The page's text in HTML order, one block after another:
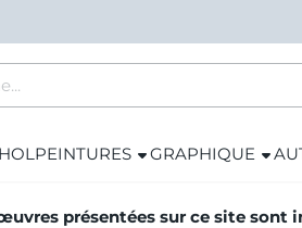
PEINTURES GRAPHIQUE
présentées sur ce site sont